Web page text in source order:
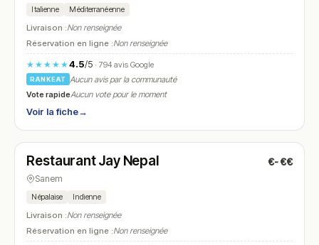
Italienne Méditerranéenne
Livraison :Non renseignée
Réservation en ligne :Non renseignée
★★★★★4.5/5· 794 avis Google
RANKEAT
Aucun avis par la communauté
Vote rapideAucun vote pour le moment
Voir la fiche→
N° 11
Restaurant Jay Nepal €-€€
Sanem
Népalaise Indienne
Livraison :Non renseignée
Réservation en ligne :Non renseignée